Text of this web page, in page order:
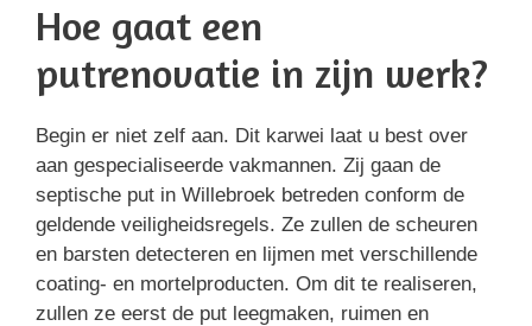
Hoe gaat een
putrenovatie in zijn werk?
Begin er niet zelf aan. Dit karwei laat u best over
aan gespecialiseerde vakmannen. Zij gaan de
septische put in Willebroek betreden conform de
geldende veiligheidsregels. Ze zullen de scheuren
en barsten detecteren en lijmen met verschillende
coating- en mortelproducten. Om dit te realiseren,
zullen ze eerst de put leegmaken, ruimen en